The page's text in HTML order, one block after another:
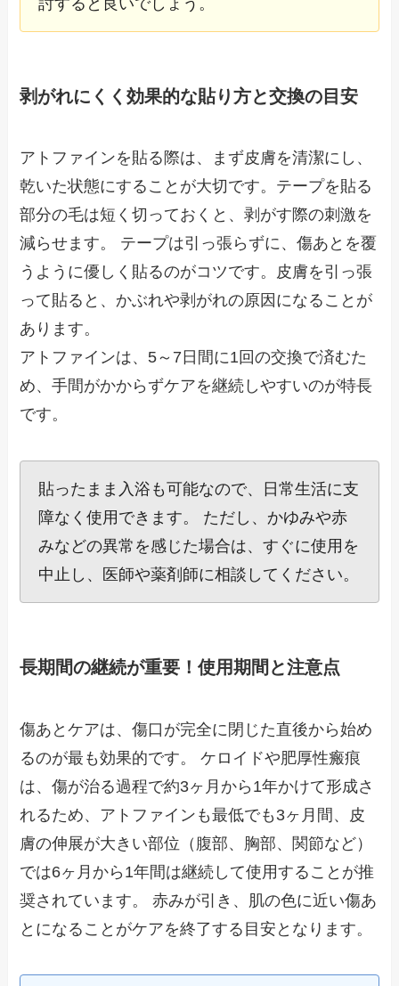
剥がれにくく効果的な貼り方と交換の目安
アトファインを貼る際は、まず皮膚を清潔にし、
乾いた状態にすることが大切です。テープを貼る
部分の毛は短く切っておくと、剥がす際の刺激を
減らせます。 テープは引っ張らずに、傷あとを覆
うように優しく貼るのがコツです。皮膚を引っ張
って貼ると、かぶれや剥がれの原因になることが
あります。
アトファインは、5～7日間に1回の交換で済むた
め、手間がかからずケアを継続しやすいのが特長
です。
貼ったまま入浴も可能なので、日常生活に支
障なく使用できます。 ただし、かゆみや赤
みなどの異常を感じた場合は、すぐに使用を
中止し、医師や薬剤師に相談してください。
長期間の継続が重要！使用期間と注意点
傷あとケアは、傷口が完全に閉じた直後から始め
るのが最も効果的です。 ケロイドや肥厚性瘢痕
は、傷が治る過程で約3ヶ月から1年かけて形成さ
れるため、アトファインも最低でも3ヶ月間、皮
膚の伸展が大きい部位（腹部、胸部、関節など）
では6ヶ月から1年間は継続して使用することが推
奨されています。 赤みが引き、肌の色に近い傷あ
とになることがケアを終了する目安となります。